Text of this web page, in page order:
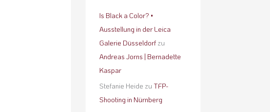
Is Black a Color? •
Ausstellung in der Leica
Galerie Düsseldorf zu
Andreas Jorns | Bernadette
Kaspar
Stefanie Heide zu TFP-
Shooting in Nürnberg